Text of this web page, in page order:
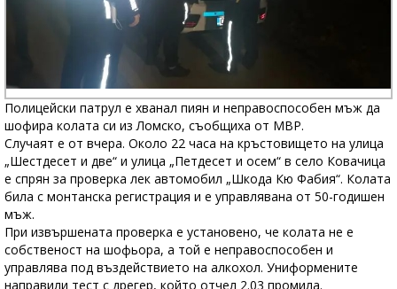
Полицейски патрул е хванал пиян и неправоспособен мъж да
шофира колата си из Ломско, съобщиха от МВР.
Случаят е от вчера. Около 22 часа на кръстовището на улица
„Шестдесет и две“ и улица „Петдесет и осем“ в село Ковачица
е спрян за проверка лек автомобил „Шкода Кю Фабия“. Колата
била с монтанска регистрация и е управлявана от 50-годишен
мъж.
При извършената проверка е установено, че колата не е
собственост на шофьора, а той е неправоспособен и
управлява под въздействието на алкохол. Униформените
направили тест с дрегер, който отчел 2.03 промила.